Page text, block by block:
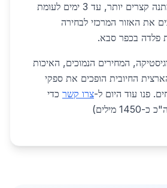
סבא מציעה זמני המתנה קצרים יותר, עד 3 ימים לעומת
את האזור המרכזי לבחירה
פלדה בכפר סבא.
המחירים הנמוכים, האיכות
החיובית הופכים את ספקי
פנו עוד היום ל-צרו קשר כדי
מילים)